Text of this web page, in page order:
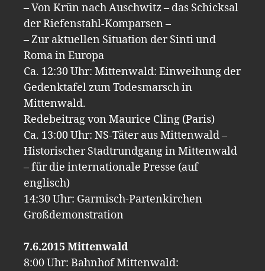
– Von Krün nach Auschwitz – das Schicksal
der Riefenstahl-Komparsen –
– Zur aktuellen Situation der Sinti und
Roma in Europa
Ca. 12:30 Uhr: Mittenwald: Einweihung der
Gedenktafel zum Todesmarsch in
Mittenwald.
Redebeitrag von Maurice Cling (Paris)
Ca. 13:00 Uhr: NS-Täter aus Mittenwald –
Historischer Stadtrundgang in Mittenwald
– für die internationale Presse (auf
englisch)
14:30 Uhr: Garmisch-Partenkirchen
Großdemonstration
7.6.2015 Mittenwald
8:00 Uhr: Bahnhof Mittenwald: